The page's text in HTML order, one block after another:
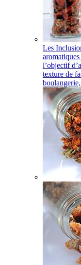
Les
l’objectif
texture de